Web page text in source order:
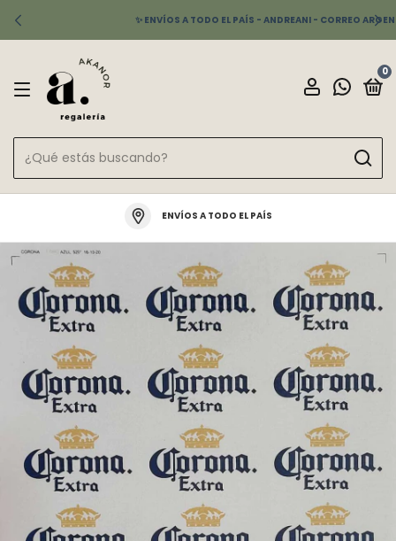
✨ ENVÍOS A TODO EL PAÍS - ANDREANI - CORREO ARGENTINO
0
ENVÍOS A TODO EL PAÍS